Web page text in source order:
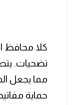
كلا محافظ
تضحيات.
مما يجعل
حماية